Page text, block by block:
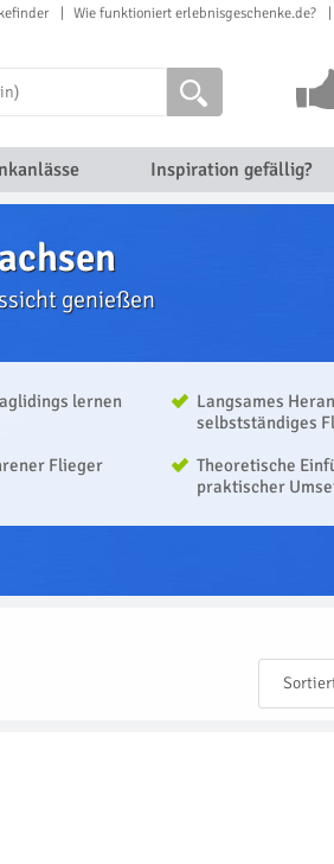
Wie funktioniert erlebnisgeschenke.de?
Inspiration gefällig?
genießen
lernen
Langsames
selbstständiges
Flieger
Theoretische
praktischer